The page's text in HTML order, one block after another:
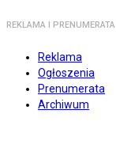
REKLAMA I PRENUMERATA
Reklama
Ogłoszenia
Prenumerata
Archiwum